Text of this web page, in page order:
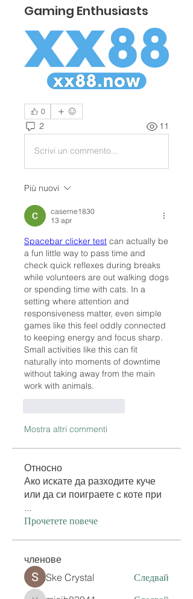
Gaming Enthusiasts
0
2 11
Scrivi un commento...
Più nuovi
caserne1830
13 apr
Spacebar clicker test can actually be
a fun little way to pass time and
check quick reflexes during breaks
while volunteers are out walking dogs
or spending time with cats. In a
setting where attention and
responsiveness matter, even simple
games like this feel oddly connected
to keeping energy and focus sharp.
Small activities like this can fit
naturally into moments of downtime
without taking away from the main
work with animals.
Mostra altri commenti
Относно
Ако искате да разходите куче
или да си поиграете с коте при
...
Прочетете повече
членове
Ske Crystal
Следвай